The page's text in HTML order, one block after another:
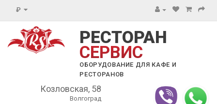
₽
РЕСТОРАН
СЕРВИС
ОБОРУДОВАНИЕ ДЛЯ КАФЕ И
РЕСТОРАНОВ
Козловская, 58
Волгоград